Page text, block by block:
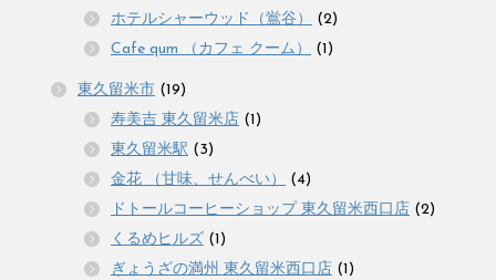
ホテルシャーウッド（鴬谷）
(2)
Cafe qum （カフェ クーム）
(1)
東久留米市 (19)
寿美吉 東久留米店 (1)
東久留米駅 (3)
金花 （甘味、せんべい）
(4)
ドトールコーヒーショップ 東久留米西口店 (2)
くるめヒルズ (1)
ぎょうざの満州 東久留米西口店 (1)